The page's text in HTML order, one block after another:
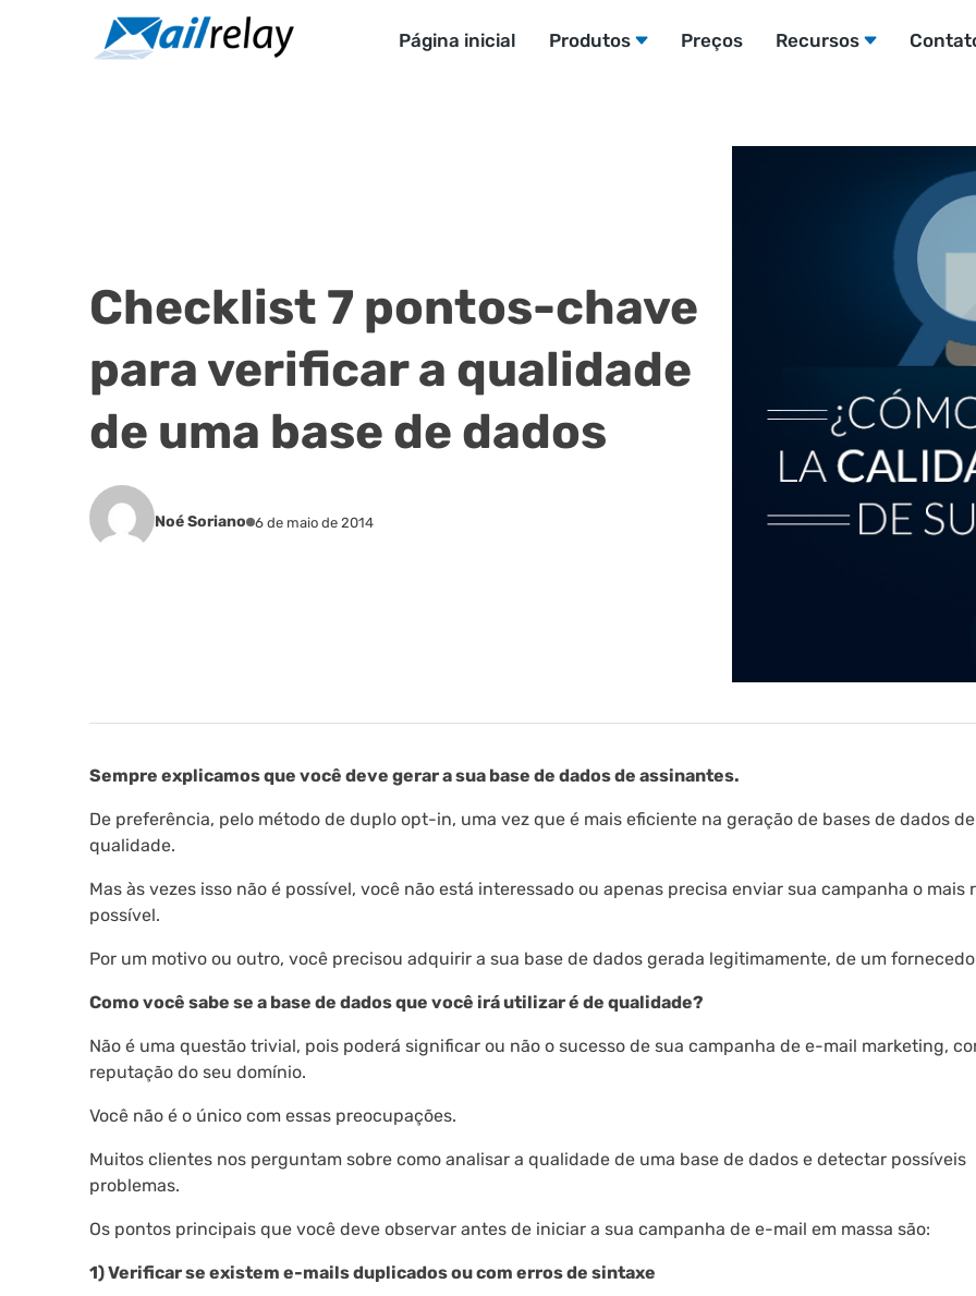
Página inicial Produtos Preços Recursos
Checklist 7 pontos-chave
para verificar a qualidade
de uma base de dados
Noé Soriano 6 de maio de 2014
Sempre explicamos que você deve gerar a sua base de dados de assinantes.
De preferência, pelo método de duplo opt-in, uma vez que é mais eficiente na geração de bases de dados de
qualidade.
Mas às vezes isso não é possível, você não está interessado ou apenas precisa enviar sua campanha o mais
possível.
Por um motivo ou outro, você precisou adquirir a sua base de dados gerada legitimamente, de um
Como você sabe se a base de dados que você irá utilizar é de qualidade?
Não é uma questão trivial, pois poderá significar ou não o sucesso de sua campanha de e-mail marketing,
reputação do seu domínio.
Você não é o único com essas preocupações.
Muitos clientes nos perguntam sobre como analisar a qualidade de uma base de dados e detectar possíveis
problemas.
Os pontos principais que você deve observar antes de iniciar a sua campanha de e-mail em massa são:
1) Verificar se existem e-mails duplicados ou com erros de sintaxe